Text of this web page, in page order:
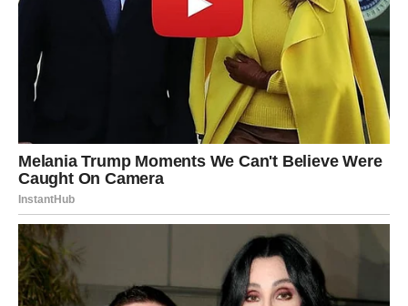
Saberi se pre nego što išta kažeš.
Sačekaj da se smiriš pre nego što nešto presečeš.
Budi oprezan sa novcem.
Ne vraćaj se bivšim ljubavima.
Ako izdržiš da NE reaguješ impulsivno – ulaziš u mnogo
bolji period već posle šest dana.